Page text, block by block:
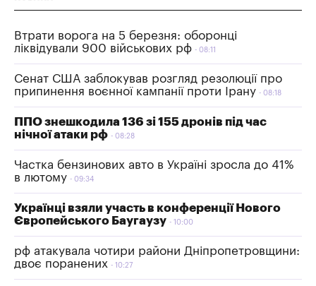
Втрати ворога на 5 березня: оборонці
ліквідували 900 військових рф
08:11
Сенат США заблокував розгляд резолюції про
припинення воєнної кампанії проти Ірану
08:18
ППО знешкодила 136 зі 155 дронів під час
нічної атаки рф
08:28
Частка бензинових авто в Україні зросла до 41%
в лютому
09:34
Українці взяли участь в конференції Нового
Європейського Баугаузу
10:00
рф атакувала чотири райони Дніпропетровщини:
двоє поранених
10:27